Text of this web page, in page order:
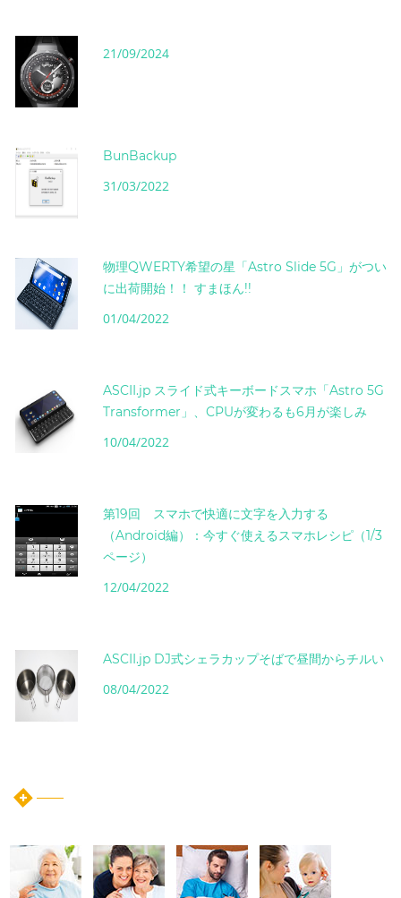
21/09/2024
BunBackup
31/03/2022
物理QWERTY希望の星「Astro Slide 5G」がつい
に出荷開始！！ すまほん!!
01/04/2022
ASCII.jp スライド式キーボードスマホ「Astro 5G
Transformer」、CPUが変わるも6月が楽しみ
10/04/2022
第19回 スマホで快適に文字を入力する
（Android編）：今すぐ使えるスマホレシピ（1/3
ページ）
12/04/2022
ASCII.jp DJ式シェラカップそばで昼間からチルい
08/04/2022